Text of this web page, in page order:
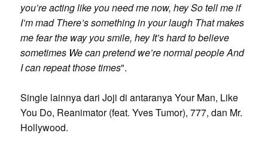
you’re acting like you need me now, hey So tell me if
I’m mad There’s something in your laugh That makes
me fear the way you smile, hey It’s hard to believe
sometimes We can pretend we’re normal people And
I can repeat those times".
Single lainnya dari Joji di antaranya Your Man, Like
You Do, Reanimator (feat. Yves Tumor), 777, dan Mr.
Hollywood.